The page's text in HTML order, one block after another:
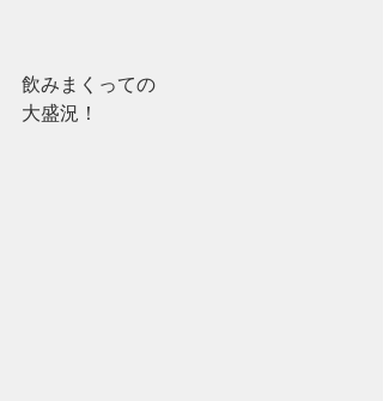
飲みまくっての
大盛況！